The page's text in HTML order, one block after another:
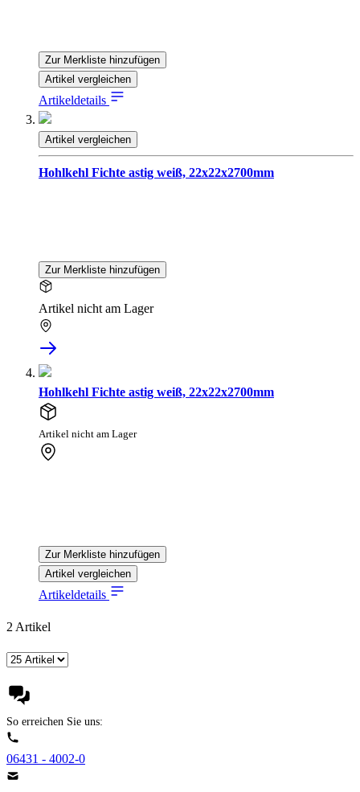
Zur Merkliste hinzufügen
Artikel vergleichen
Artikeldetails
Artikel vergleichen
Hohlkehl Fichte astig weiß, 22x22x2700mm
Zur Merkliste hinzufügen
Artikel nicht am Lager
Hohlkehl Fichte astig weiß, 22x22x2700mm
Artikel nicht am Lager
Zur Merkliste hinzufügen
Artikel vergleichen
Artikeldetails
2 Artikel
So erreichen Sie uns:
06431 - 4002-0